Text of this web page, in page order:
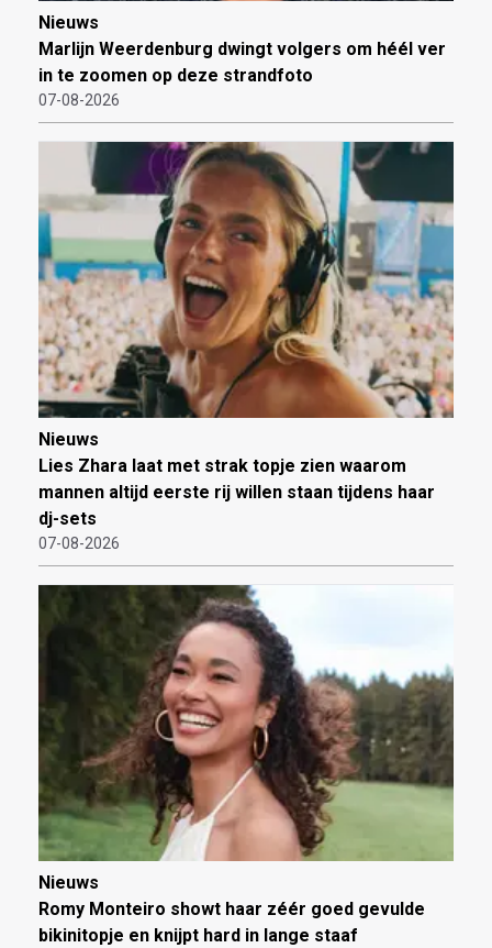
Nieuws
Marlijn Weerdenburg dwingt volgers om héél ver
in te zoomen op deze strandfoto
07-08-2026
Nieuws
Lies Zhara laat met strak topje zien waarom
mannen altijd eerste rij willen staan tijdens haar
dj-sets
07-08-2026
Nieuws
Romy Monteiro showt haar zéér goed gevulde
bikinitopje en knijpt hard in lange staaf